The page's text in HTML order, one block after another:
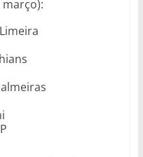
março):